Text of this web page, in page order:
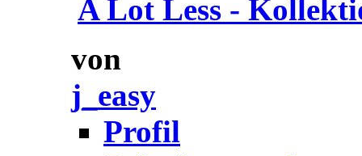
A Lot Less -
von
j_easy
Profil